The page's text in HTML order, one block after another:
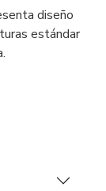
diseño
estándar